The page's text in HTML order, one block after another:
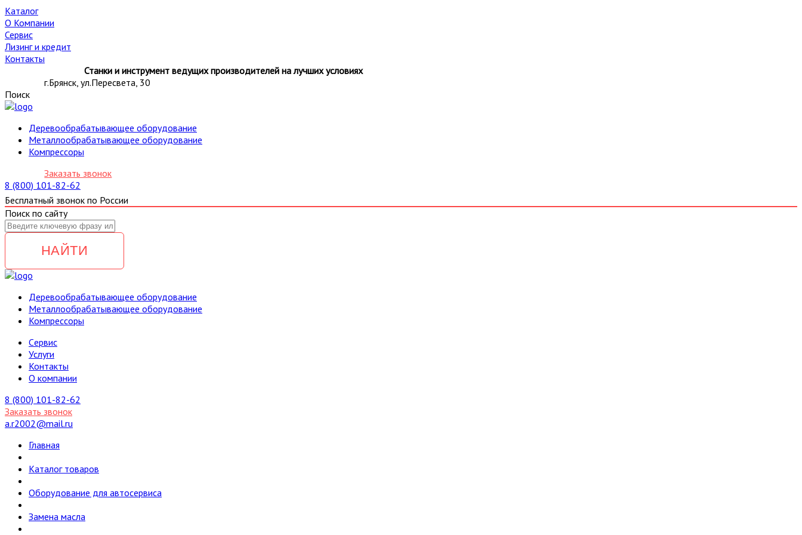
Каталог
О Компании
Сервис
Лизинг и кредит
Контакты
Станки и инструмент ведущих производителей на лучших условиях
г.Брянск, ул.Пересвета, 30
Поиск
Деревообрабатывающее оборудование
Металлообрабатывающее оборудование
Компрессоры
Заказать звонок
8 (800) 101-82-62
Бесплатный звонок по России
Поиск по сайту
НАЙТИ
Деревообрабатывающее оборудование
Металлообрабатывающее оборудование
Компрессоры
Cервис
Услуги
Контакты
О компании
8 (800) 101-82-62
Заказать звонок
a.r2002@mail.ru
Главная
Каталог товаров
Оборудование для автосервиса
Замена масла